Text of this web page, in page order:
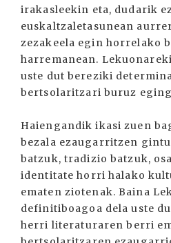
irakasleekin eta, dudarik
euskaltzaletasunean
zezakeela egin horrelako
harremanean.
uste dut bereziki
bertsolaritzari buruz
Haiengandik ikasi zuen
bezala ezaugarritzen
batzuk, tradizio batzuk,
identitate horri halako
ematen ziotenak. Baina
definitiboagoa dela uste
herri literaturaren berri